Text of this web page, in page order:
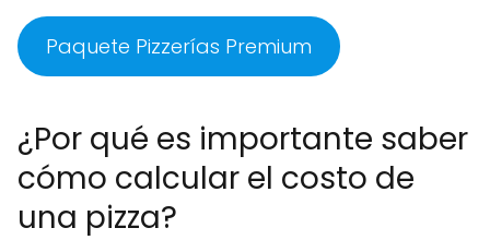
Paquete Pizzerías Premium
¿Por qué es importante saber
cómo calcular el costo de
una pizza?